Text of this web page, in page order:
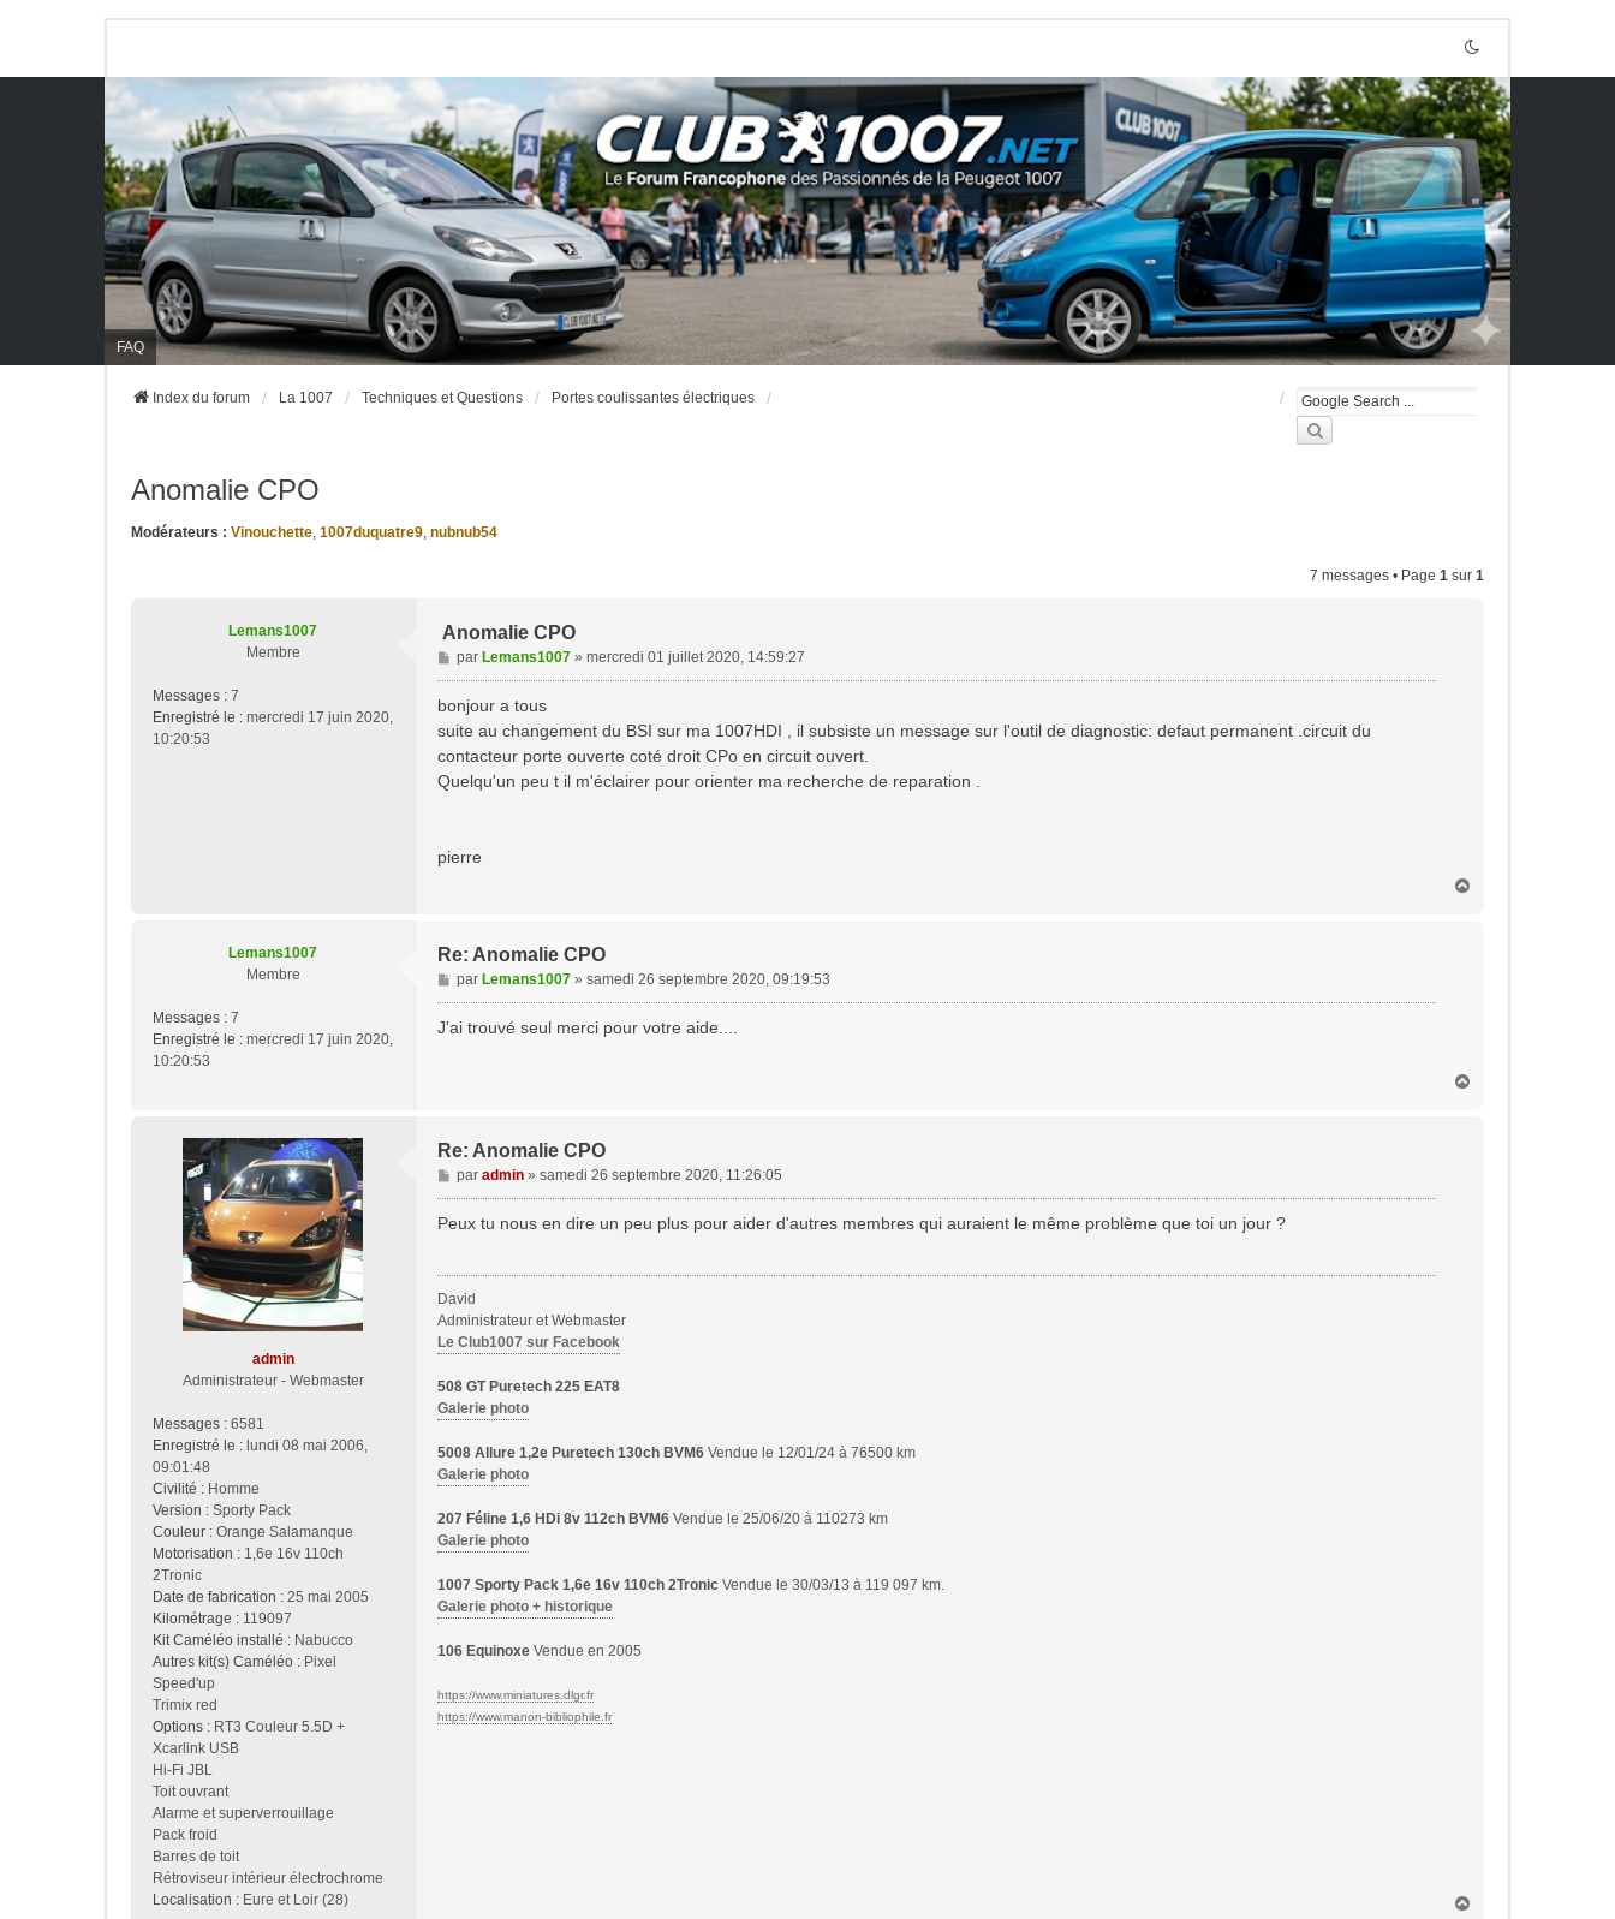
FAQ
Index du forum La 1007 Techniques et Questions Portes coulissantes électriques
Anomalie CPO
Modérateurs : Vinouchette, 1007duquatre9, nubnub54
7 messages • Page 1 sur 1
Lemans1007
Membre
Messages : 7
Enregistré le : mercredi 17 juin 2020,
10:20:53
Anomalie CPO
M
e
s
s
g
e
par Lemans1007» mercredi 01 juillet 2020, 14:59:27
bonjour a tous
suite au changement du BSI sur ma 1007HDI , il subsiste un message sur l'outil de diagnostic: defaut permanent .circuit du
contacteur porte ouverte coté droit CPo en circuit ouvert.
Quelqu'un peu t il m'éclairer pour orienter ma recherche de reparation .
pierre
Lemans1007
Membre
Messages : 7
Enregistré le : mercredi 17 juin 2020,
10:20:53
Re: Anomalie CPO
M
e
s
par Lemans1007» samedi 26 septembre 2020, 09:19:53
J'ai trouvé seul merci pour votre aide....
admin
Administrateur - Webmaster
Messages : 6581
Enregistré le : lundi 08 mai 2006,
09:01:48
Civilité : Homme
Version : Sporty Pack
Couleur : Orange Salamanque
Motorisation : 1,6e 16v 110ch
2Tronic
Date de fabrication : 25 mai 2005
Kilométrage : 119097
Kit Caméléo installé : Nabucco
Autres kit(s) Caméléo : Pixel
Speed'up
Trimix red
Options : RT3 Couleur 5.5D +
Xcarlink USB
Hi-Fi JBL
Toit ouvrant
Alarme et superverrouillage
Pack froid
Barres de toit
Rétroviseur intérieur électrochrome
Localisation : Eure et Loir (28)
Re: Anomalie CPO
M
e
s
e
par admin» samedi 26 septembre 2020, 11:26:05
Peux tu nous en dire un peu plus pour aider d'autres membres qui auraient le même problème que toi un jour ?
David
Administrateur et Webmaster
Le Club1007 sur Facebook
508 GT Puretech 225 EAT8
Galerie photo
5008 Allure 1,2e Puretech 130ch BVM6 Vendue le 12/01/24 à 76500 km
Galerie photo
207 Féline 1,6 HDi 8v 112ch BVM6 Vendue le 25/06/20 à 110273 km
Galerie photo
1007 Sporty Pack 1,6e 16v 110ch 2Tronic Vendue le 30/03/13 à 119 097 km.
Galerie photo + historique
106 Equinoxe Vendue en 2005
https://www.miniatures.dlgr.fr
https://www.manon-bibliophile.fr